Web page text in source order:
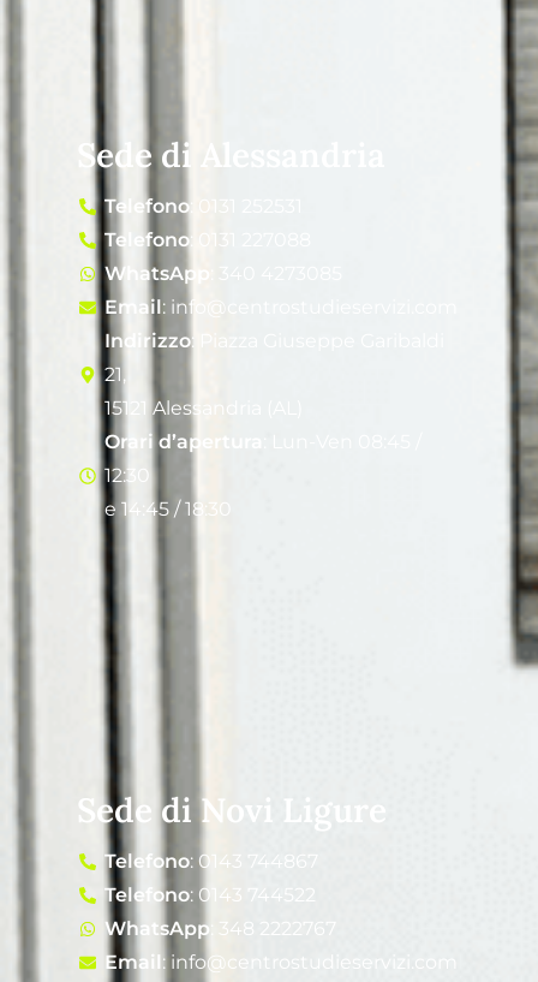
Sede di Alessandria
Telefono: 0131 252531
Telefono: 0131 227088
WhatsApp
Email: info@centrostudieservizi.com
Indirizzo: Piazza Giuseppe Garibaldi
21,
15121 Alessandria (AL)
Orari d’apertura
12:30
e 14:45 / 18:30
Sede di Novi Ligure
Telefono: 0143 744867
Telefono: 0143 744522
WhatsApp : 348 2222767
Email: info@centrostudieservizi.com